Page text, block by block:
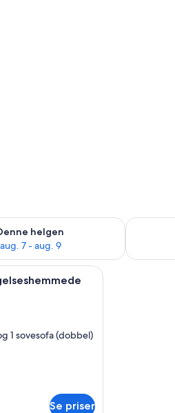
helgen
aug. 7 - aug. 9
for denne helgen, aug. 7 -
Sjekk
senger med overmadrass, safe på
1 sovesofa (dobbel)
Se priser